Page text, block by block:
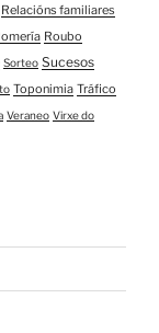
Relacións familiares
Roubo
Sorteo Sucesos
Toponimia Tráfico
Veraneo Virxe do